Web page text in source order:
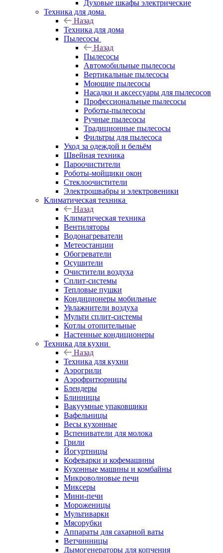
Духовые шкафы электрические
Техника для дома
Назад
Техника для дома
Пылесосы
Назад
Пылесосы
Автомобильные пылесосы
Вертикальные пылесосы
Моющие пылесосы
Насадки и аксессуары для пылесосов
Профессиональные пылесосы
Роботы-пылесосы
Ручные пылесосы
Традиционные пылесосы
Фильтры для пылесоса
Уход за одеждой и бельём
Швейная техника
Пароочистители
Роботы-мойщики окон
Стеклоочистители
Электрошвабры и электровеники
Климатическая техника
Назад
Климатическая техника
Вентиляторы
Водонагреватели
Метеостанции
Обогреватели
Осушители
Очистители воздуха
Сплит-системы
Тепловые пушки
Кондиционеры мобильные
Увлажнители воздуха
Мульти сплит-системы
Котлы отопительные
Настенные кондиционеры
Техника для кухни
Назад
Техника для кухни
Аэрогрили
Аэрофритюрницы
Блендеры
Блинницы
Вакуумные упаковщики
Вафельницы
Весы кухонные
Вспениватели для молока
Грили
Йогуртницы
Кофеварки и кофемашины
Кухонные машины и комбайны
Микроволновые печи
Миксеры
Мини-печи
Мороженицы
Мультиварки
Мясорубки
Аппараты для сахарной ваты
Ветчинницы
Дымогенераторы для копчения